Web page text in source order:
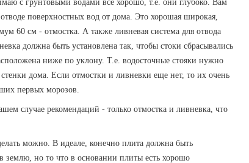
с грунтовыми водами все хорошо, т.е. они глубоко. Вам
поверхностных вод от дома. Это хорошая широкая,
60 см - отмостка. А также ливневая система для отвода
должна быть установлена так, чтобы стоки сбрасывались
ниже по уклону. Т.е. водосточные стояки нужно
дома. Если отмостки и ливневки еще нет, то их очень
первых морозов.
случае рекомендаций - только отмостка и ливневка, что
можно. В идеале, конечно плита должна быть
землю, но то что в основании плиты есть хорошо